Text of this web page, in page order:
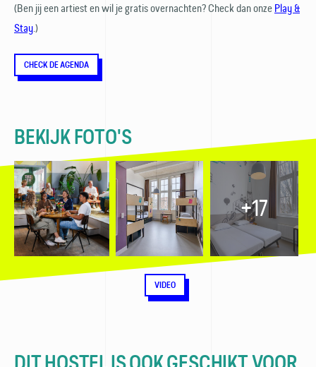
(Ben jij een artiest en wil je gratis overnachten? Check dan onzePlay &
Stay.)
CHECK DE AGENDA
BEKIJK FOTO'S
+17
VIDEO